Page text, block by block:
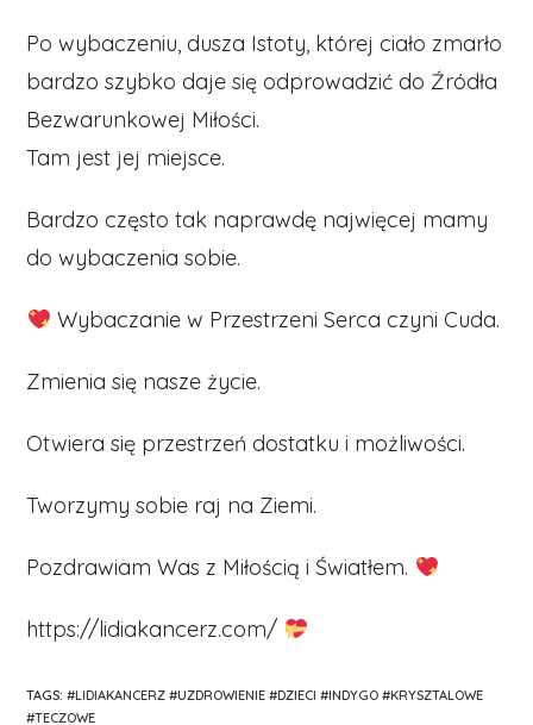
Po wybaczeniu, dusza Istoty, której ciało zmarło
bardzo szybko daje się odprowadzić do Źródła
Bezwarunkowej Miłości.
Tam jest jej miejsce.
Bardzo często tak naprawdę najwięcej mamy
do wybaczenia sobie.
Wybaczanie w Przestrzeni Serca czyni Cuda.
Zmienia się nasze życie.
Otwiera się przestrzeń dostatku i możliwości.
Tworzymy sobie raj na Ziemi.
Pozdrawiam Was z Miłością i Światłem.
https://lidiakancerz.com/
TAGS:#LIDIAKANCERZ #UZDROWIENIE #DZIECI #INDYGO #KRYSZTALOWE
#TECZOWE